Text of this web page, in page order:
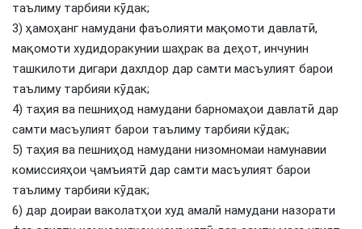
таълиму тарбияи кӯдак;
3) ҳамоҳанг намудани фаъолияти мақомоти давлатӣ,
мақомоти худидоракунии шаҳрак ва деҳот, инчунин
ташкилоти дигари дахлдор дар самти масъулият барои
таълиму тарбияи кӯдак;
4) таҳия ва пешниҳод намудани барномаҳои давлатӣ дар
самти масъулият барои таълиму тарбияи кӯдак;
5) таҳия ва пешниҳод намудани низомномаи намунавии
комиссияҳои ҷамъиятӣ дар самти масъулият барои
таълиму тарбияи кӯдак;
6) дар доираи ваколатҳои худ амалӣ намудани назорати